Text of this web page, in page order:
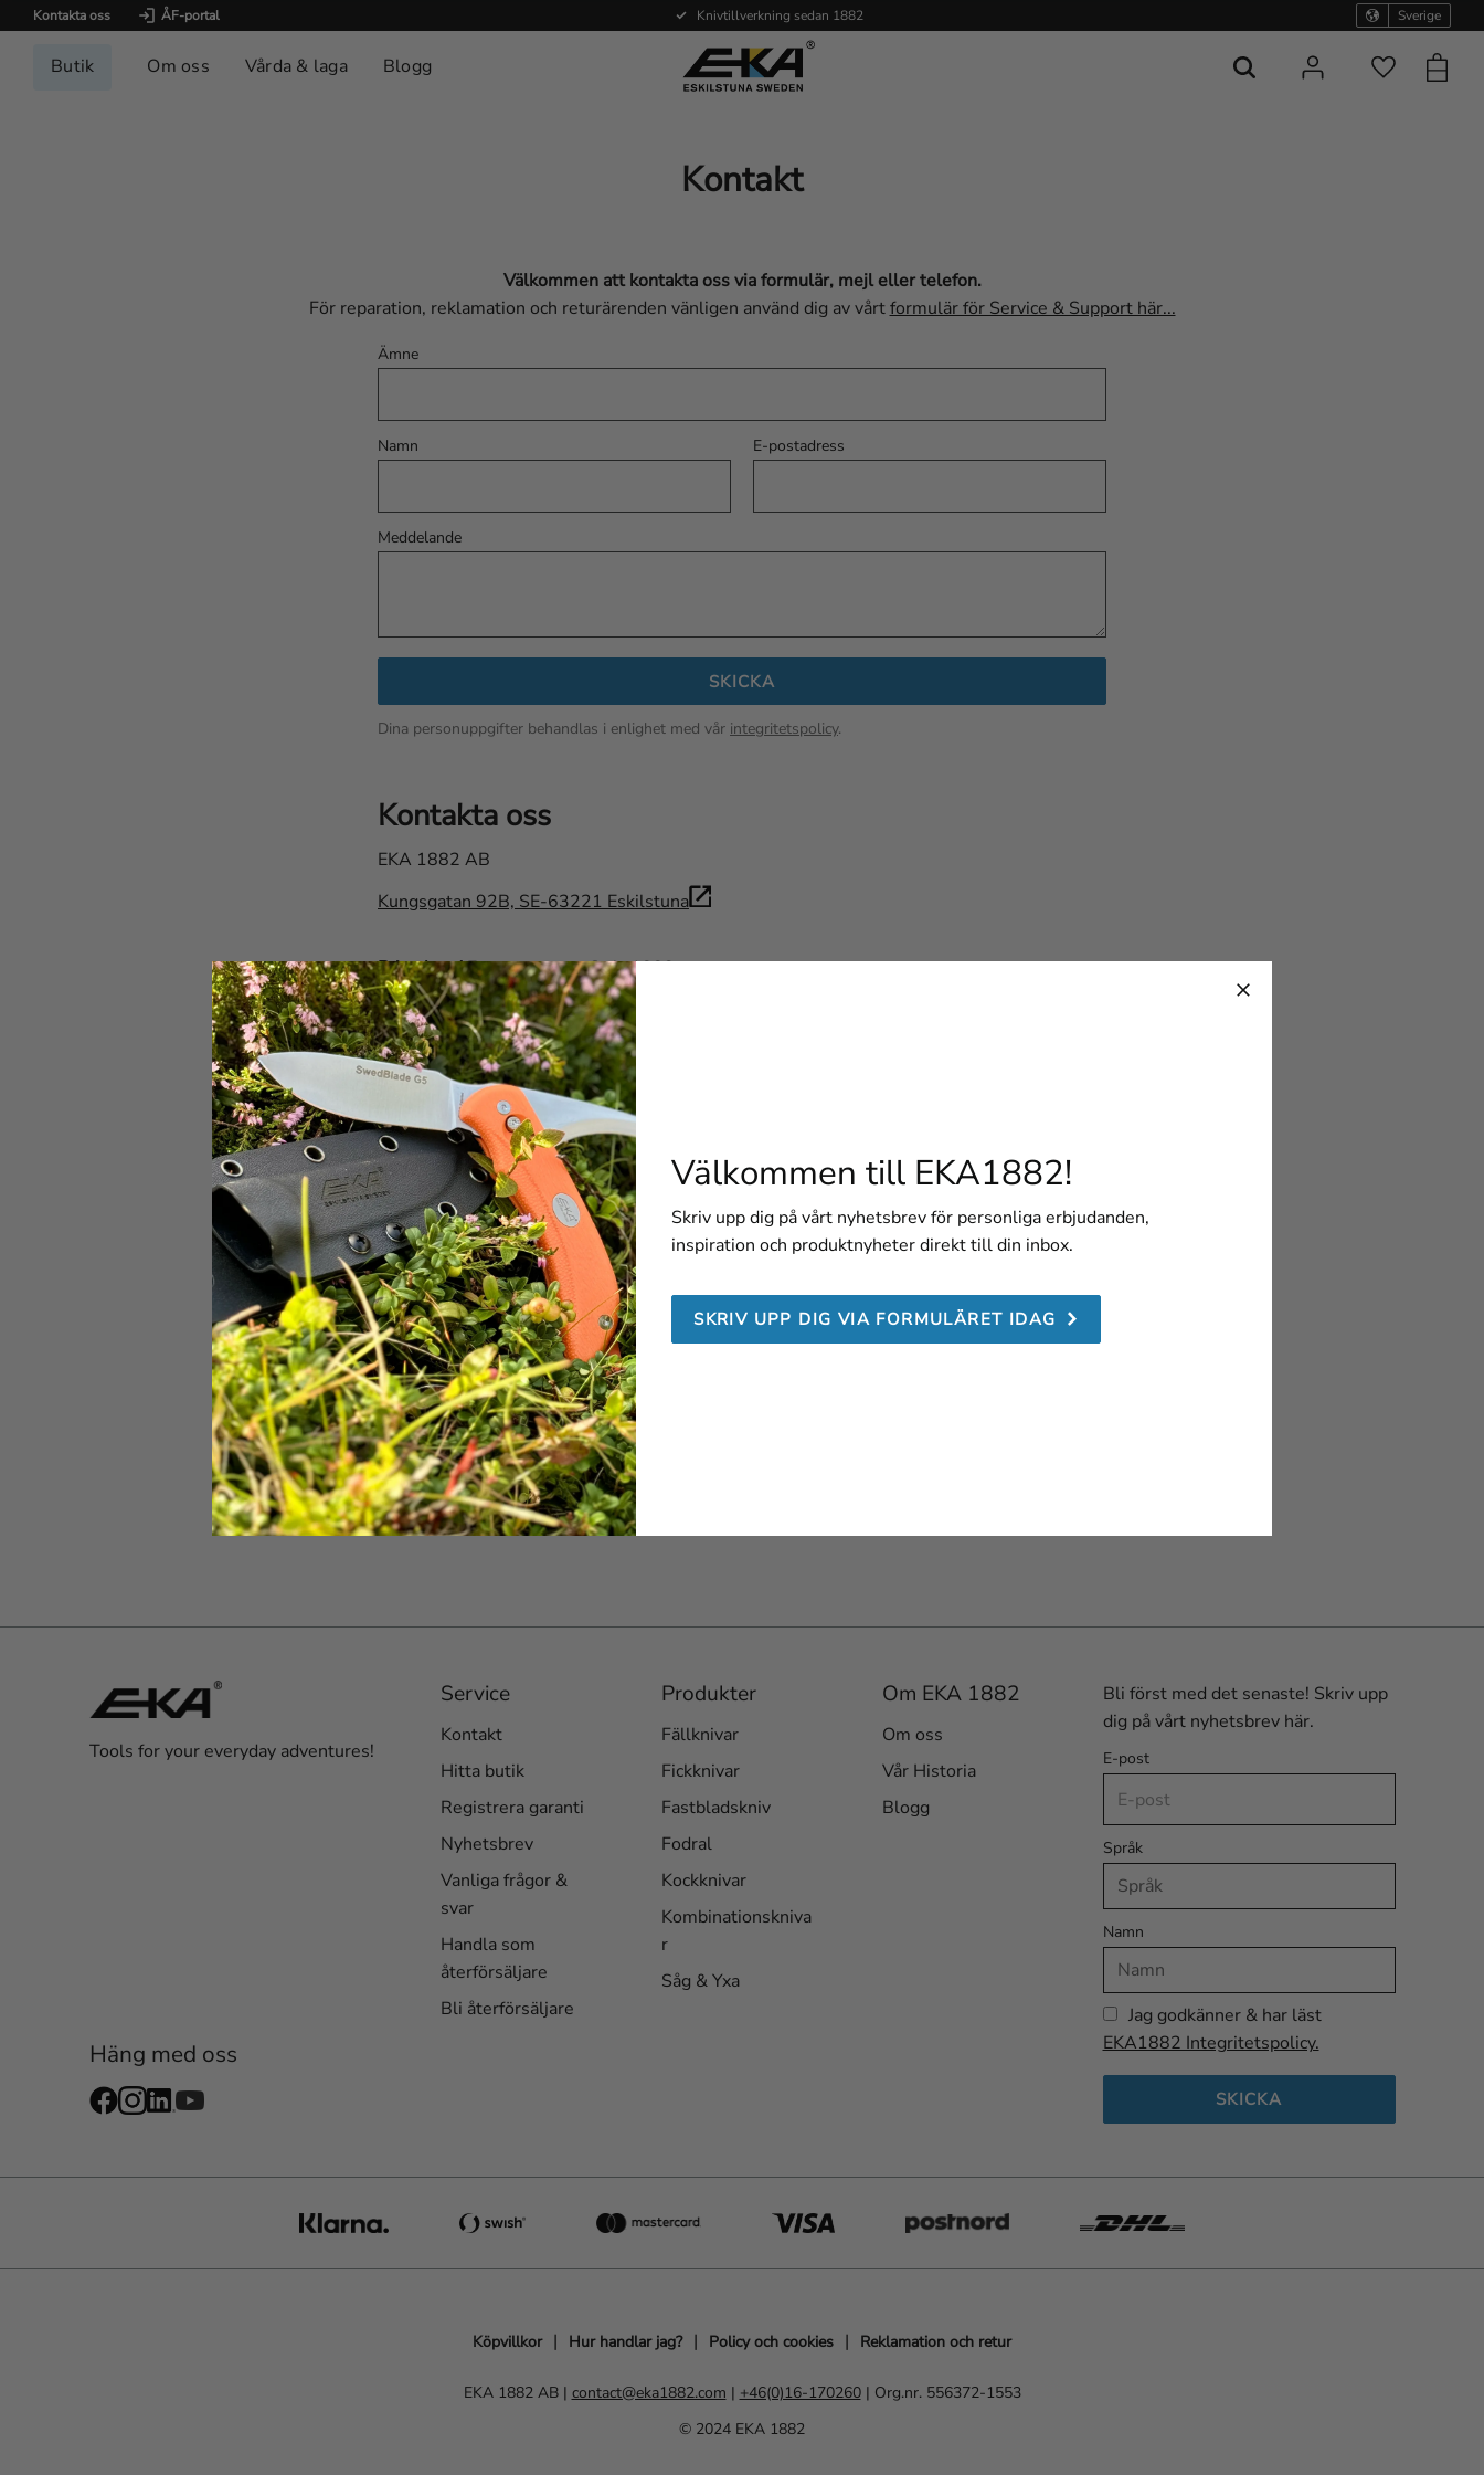
Kontakta oss ÅF-portal Knivtillverkning sedan 1882 Sverige
Butik Om oss Vårda & laga Blogg Favoriter
Kontakt
Välkommen att kontakta oss via formulär, mejl eller telefon.
För reparation, reklamation och returärenden vänligen använd dig av vårtformulär för Service & Support här...
Ämne
Namn E-postadress
Meddelande
SKICKA
Dina personuppgifter behandlas i enlighet med vår integritetspolicy.
Kontakta oss
EKA 1882 AB
Kungsgatan 92B, SE-63221 Eskilstuna
PrivatkundE-post:contact@eka1882.com
Företagskund E-post:info@eka1882.com
Telefon:+46(0)16-170260
Postadress: Box 6, SE-631 02 Eskilstuna
Org.nr. 556372-1553
Följ oss på sociala medier
Facebook @Eka1882
Instagram @eka1882_
Tools for your everyday adventures!
Service
Kontakt
Hitta butik
Registrera garanti
Nyhetsbrev
Vanliga frågor &
svar
Handla som
återförsäljare
Bli återförsäljare
Produkter
Fällknivar
Fickknivar
Fastbladskniv
Fodral
Kockknivar
Kombinationskniva
r
Såg & Yxa
Om EKA 1882
Om oss
Vår Historia
Blogg
Häng med oss
Bli först med det senaste! Skriv upp
dig på vårt nyhetsbrev här.
E-post
Språk
Namn
Jag godkänner & har läst
EKA1882 Integritetspolicy.
SKICKA
Köpvillkor Hur handlar jag? Policy och cookies Reklamation och retur
EKA 1882 AB | contact@eka1882.com | +46(0)16-170260| Org.nr. 556372-1553
© 2024 EKA 1882
Välkommen till EKA1882!
Skriv upp dig på vårt nyhetsbrev för personliga erbjudanden,
inspiration och produktnyheter direkt till din inbox.
SKRIV UPP DIG VIA FORMULÄRET IDAG